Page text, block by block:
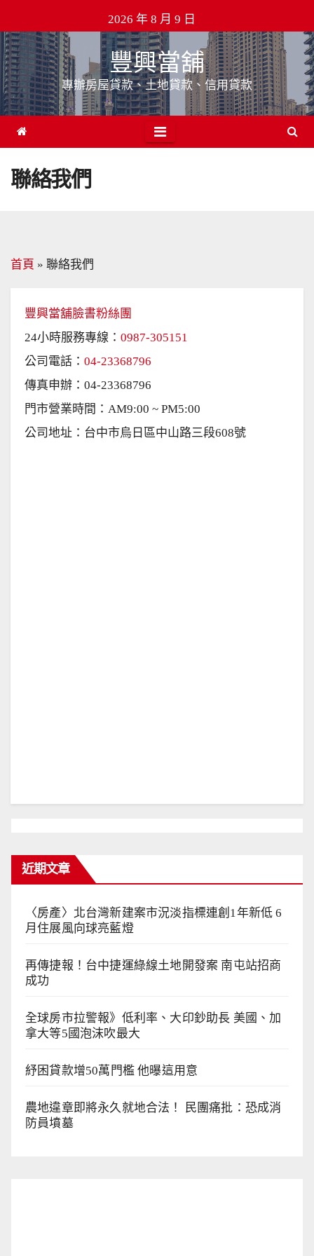
to
content
2026 年 8 月 9 日
豐興當舖
專辦房屋貸款、土地貸款、信用貸款
聯絡我們
首頁 » 聯絡我們
豐興當舖臉書粉絲團
24小時服務專線： 0987-305151
公司電話： 04-23368796
傳真申辦：04-23368796
門市營業時間：AM9:00 ~ PM5:00
公司地址：台中市烏日區中山路三段608號
近期文章
〈房產〉北台灣新建案市況淡指標連創1年新低 6
月住展風向球亮藍燈
再傳捷報！台中捷運綠線土地開發案 南屯站招商
成功
全球房市拉警報》低利率、大印鈔助長 美國、加
拿大等5國泡沫吹最大
紓困貸款增50萬門檻 他曝這用意
農地違章即將永久就地合法！ 民團痛批：恐成消
防員墳墓